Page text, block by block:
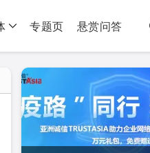
专题页 悬赏问答